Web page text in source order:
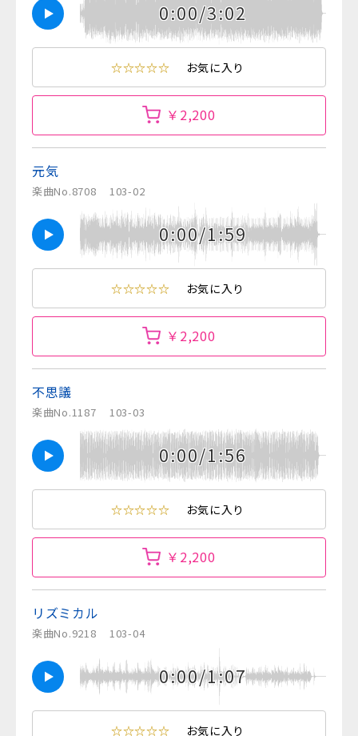
0:00/3:02
☆☆☆☆☆ お気に入り
￥2,200
元気
楽曲No.8708 103-02
0:00/1:59
☆☆☆☆☆ お気に入り
￥2,200
不思議
楽曲No.1187 103-03
0:00/1:56
☆☆☆☆☆ お気に入り
￥2,200
リズミカル
楽曲No.9218 103-04
0:00/1:07
☆☆☆☆☆ お気に入り